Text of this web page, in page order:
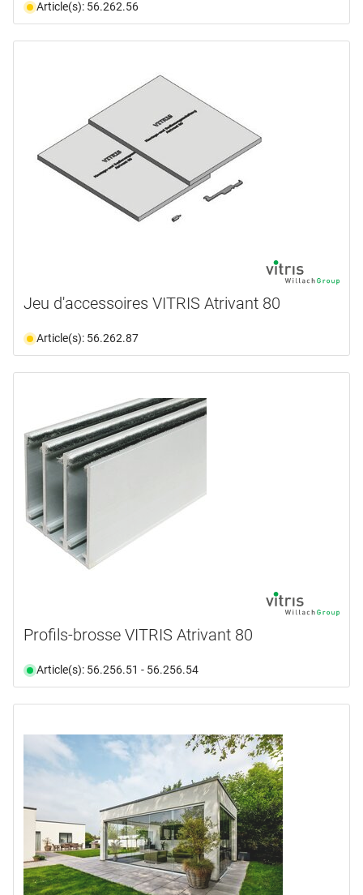
Article(s): 56.262.56
Jeu d'accessoires VITRIS Atrivant 80
Article(s): 56.262.87
Profils-brosse VITRIS Atrivant 80
Article(s): 56.256.51 - 56.256.54